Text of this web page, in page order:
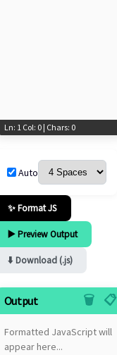
Ln: 1 Col: 0 | Chars: 0
Auto
✨ Format JS
▶️ Preview Output
⬇️ Download (.js)
Output 🗑️ 📋